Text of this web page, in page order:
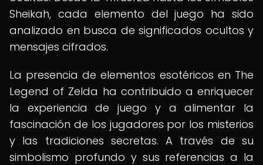
Sheikah, cada elemento del juego ha sido
analizado en busca de significados ocultos y
mensajes cifrados.
La presencia de elementos esotéricos en The
Legend of Zelda ha contribuido a enriquecer
la experiencia de juego y a alimentar la
fascinación de los jugadores por los misterios
y las tradiciones secretas. A través de su
simbolismo profundo y sus referencias a la